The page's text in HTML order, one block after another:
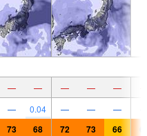
— — — — —
— 0.04 — — —
73 68 72 73 66